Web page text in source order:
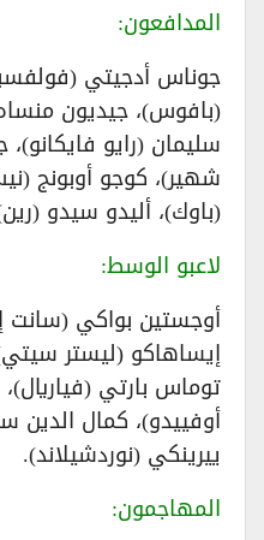
​المدافعون:
جوناس أدجيتي
(بافوس)، جيديون
سليمان (رايو فايكانو)،
شهير)، كوجو أوبونج
(باوك)، أليدو سيدو
​لاعبو الوسط:
أوجستين بواكي (سانت
إيساهاكو (ليستر
توماس بارتي
أوفييدو)، كمال الدين
ييرينكي (نوردشيلاند).
​المهاجمون: